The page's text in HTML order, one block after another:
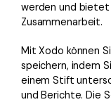
werden und
Zusammenarbeit.
Mit Xodo können
speichern, indem
einem Stift
und Berichte. Die